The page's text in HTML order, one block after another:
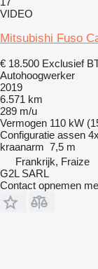
VIDEO
Mitsubishi Fuso
€ 18.500 Exclusief
Autohoogwerker
2019
6.571 km
289 m/u
Vermogen 110 kW
Configuratie assen
kraanarm 7,5 m
Frankrijk, Fraize
G2L SARL
Contact opnemen